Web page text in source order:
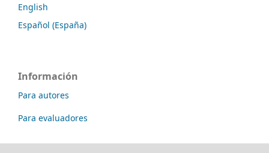
English
Español (España)
Información
Para autores
Para evaluadores